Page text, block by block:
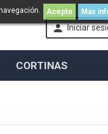
 Iniciar
Acepto Más
CORTINAS